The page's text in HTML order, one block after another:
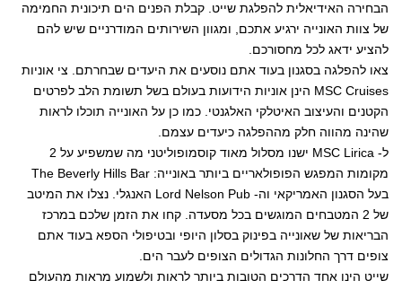
הבחירה האידיאלית להפלגת שייט. קבלת הפנים הים תיכונית החמימה
של צוות האונייה ירגיע אתכם, ומגוון השירותים המודרניים שיש להם
להציע ידאג לכל מחסורכם.
צאו להפלגה בסגנון בעוד אתם נוסעים את היעדים שבחרתם. צי אוניות
MSC Cruises הינן אוניות הידועות בעולם בשל תשומת הלב לפרטים
הקטנים והעיצוב האיטלקי האלגנטי. כמו כן על האונייה תוכלו לראות
שהינה מהווה חלק מההפלגה כיעדים עצמם.
ל- MSC Lirica ישנו מסלול מאוד קוסמופוליטני מה שמשפיע על 2
מקומות המפגש הפופולאריים ביותר באונייה: The Beverly Hills Bar
בעל הסגנון האמריקאי וה- Lord Nelson Pub האנגלי. נצלו את המיטב
של 2 המטבחים המוגשים בכל מסעדה. קחו את הזמן שלכם במרכז
הבריאות של שאונייה בפינוק בסלון היופי ובטיפולי הספא בעוד אתם
צופים דרך החלונות הגדולים הצופים לעבר הים.
שייט הינו אחד הדרכים הטובות ביותר לראות ולשמוע מראות מהעולם